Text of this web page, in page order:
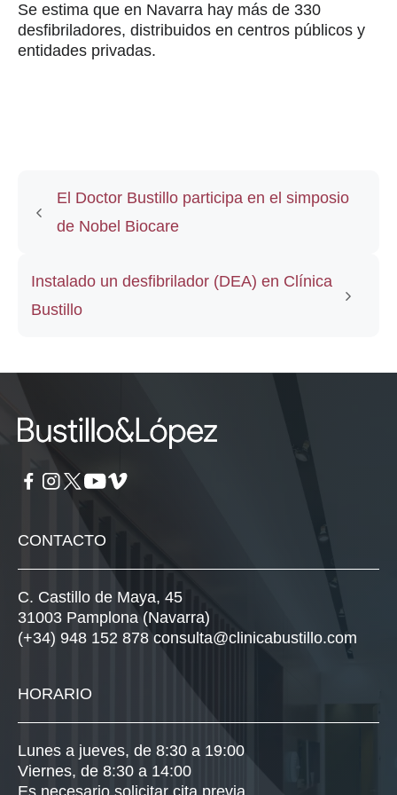
Se estima que en Navarra hay más de 330
desfibriladores, distribuidos en centros públicos y
entidades privadas.
El Doctor Bustillo participa en el simposio
de Nobel Biocare
Instalado un desfibrilador (DEA) en Clínica
Bustillo
CONTACTO
C. Castillo de Maya, 45
31003 Pamplona (Navarra)
(+34) 948 152 878 consulta@clinicabustillo.com
HORARIO
Lunes a jueves, de 8:30 a 19:00
Viernes, de 8:30 a 14:00